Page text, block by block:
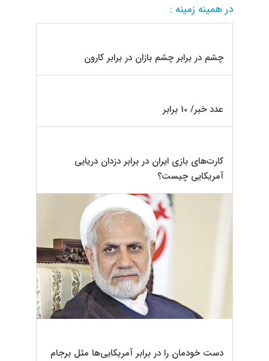
در همینه زمینه :
چشم در برابر چشم بازان در برابر کارون
عدد خبر/ 10 برابر
کارت‌های بازی ایران در برابر دزدان دریایی
آمریکایی چیست؟
دست خودمان را در برابر آمریکایی‌ها مثل برجام